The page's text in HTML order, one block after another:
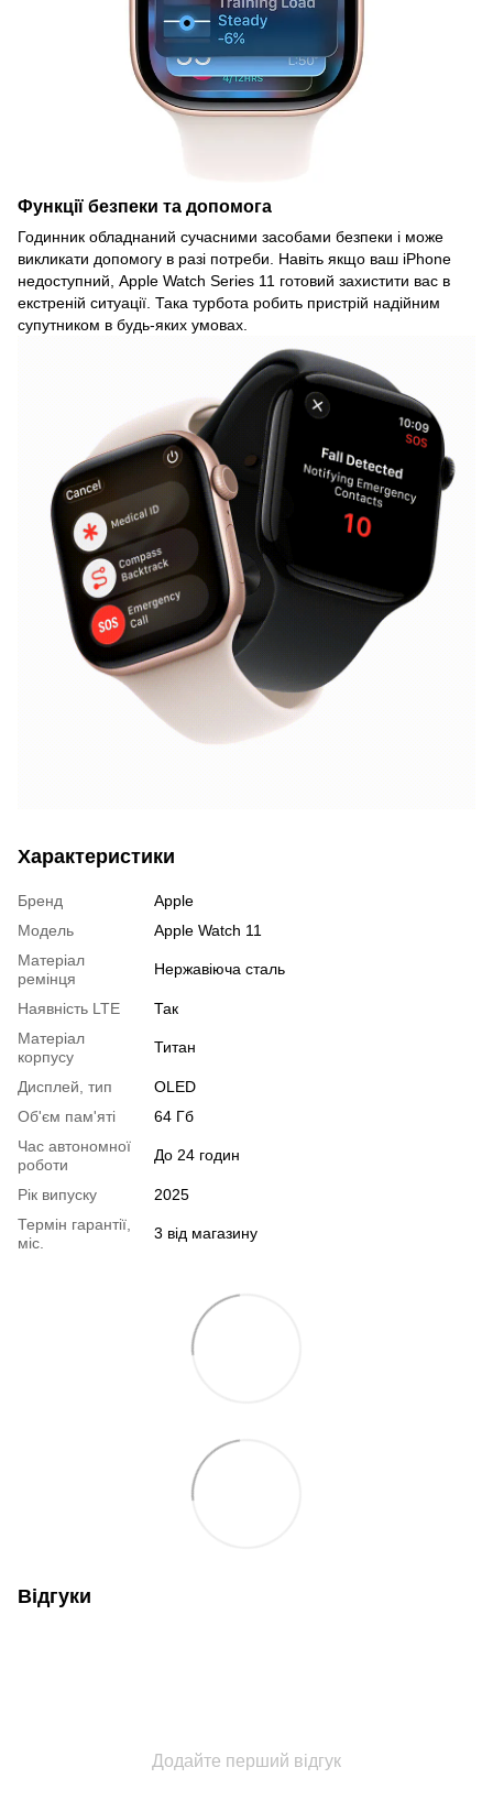
Функції безпеки та допомога
Годинник обладнаний сучасними засобами безпеки і може
викликати допомогу в разі потреби. Навіть якщо ваш iPhone
недоступний, Apple Watch Series 11 готовий захистити вас в
екстреній ситуації. Така турбота робить пристрій надійним
супутником в будь-яких умовах.
Характеристики
Бренд
Apple
Модель
Apple Watch 11
Матеріал
ремінця
Нержавіюча сталь
Наявність LTE
Так
Матеріал
корпусу
Титан
Дисплей, тип
OLED
Об'єм пам'яті
64 Гб
Час автономної
роботи
До 24 годин
Рік випуску
2025
Термін гарантії,
міс.
3 від магазину
Відгуки
Додайте перший відгук